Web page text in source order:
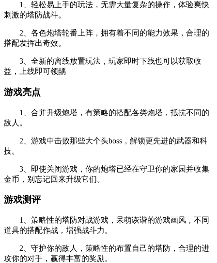
1、轻松易上手的玩法，无需大量复杂的操作，体验爽快
刺激的塔防战斗。
2、各色炮塔轮番上阵，拥有着不同的能力效果，合理的
搭配发挥出奇效。
3、全新的离线放置玩法，玩家即时下线也可以获取收
益，上线即可领龋
游戏亮点
1、合并升级炮塔，有策略的搭配各类炮塔，抵抗不同的
敌人。
2、游戏中击败那些大个头boss，解锁更先进的武器和科
技。
3、即使关闭游戏，你的炮塔已经在守卫你的家园并收集
金币，别忘记回来升级它们。
游戏测评
1、策略性的塔防对战游戏，呆萌诙谐的游戏画风，不同
道具的搭配作战，增强战斗力。
2、守护你的敌人，策略性的布置自己的塔防，合理的进
攻你的对手，赢得丰富的奖励。